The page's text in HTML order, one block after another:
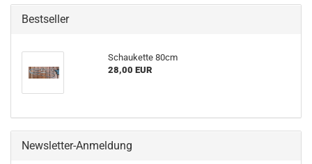
Bestseller
Schaukette 80cm
28,00 EUR
Newsletter-Anmeldung